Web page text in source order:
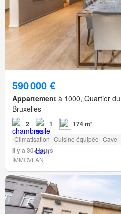
590 000 €
Appartement à 1000, Quartier
Bruxelles
2 1 174 m²
Climatisation Cuisine équipée Cave
Il y a 30+ jours
IMMOVLAN